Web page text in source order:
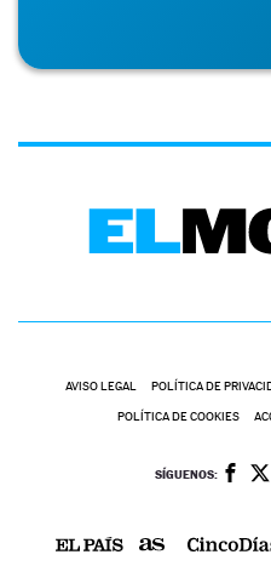
AVISO LEGAL POLÍTICA DE
POLÍTICA DE COOKIES
SÍGUENOS: